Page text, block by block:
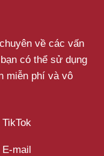
về các vấn
có thể sử dụng
miễn phí và vô